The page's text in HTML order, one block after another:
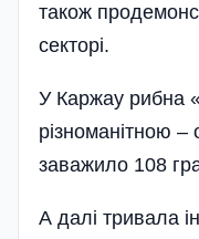
також
секторі.
У Каржау рибна
різноманітною –
заважило 108
А далі тривала